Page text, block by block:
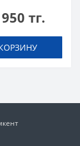
Банантг.